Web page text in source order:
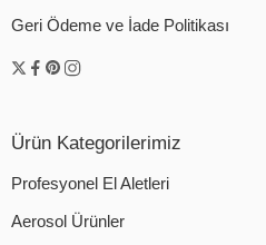
Geri Ödeme ve İade Politikası
Ürün Kategorilerimiz
Profesyonel El Aletleri
Aerosol Ürünler